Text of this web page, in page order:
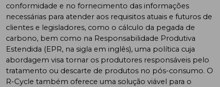
conformidade e no fornecimento das informações
necessárias para atender aos requisitos atuais e futuros de
clientes e legisladores, como o cálculo da pegada de
carbono, bem como na Responsabilidade Produtiva
Estendida (EPR, na sigla em inglês), uma política cuja
abordagem visa tornar os produtores responsáveis pelo
tratamento ou descarte de produtos no pós-consumo. O
R-Cycle também oferece uma solução viável para o